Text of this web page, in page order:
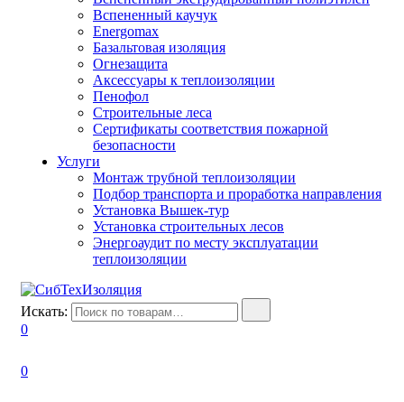
Вспененный каучук
Energomax
Базальтовая изоляция
Огнезащита
Аксессуары к теплоизоляции
Пенофол
Строительные леса
Сертификаты соответствия пожарной
безопасности
Услуги
Монтаж трубной теплоизоляции
Подбор транспорта и проработка направления
Установка Вышек-тур
Установка строительных лесов
Энергоаудит по месту эксплуатации
теплоизоляции
Искать:
0
0